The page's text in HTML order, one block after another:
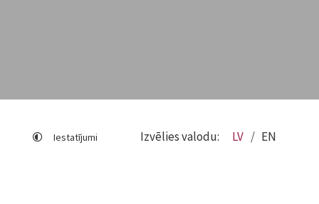
Iestatījumi Izvēlies valodu: LV EN